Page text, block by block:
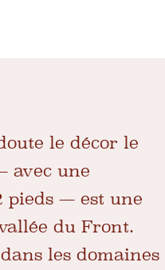
le décor le
avec une
pieds — est une
du Front.
les domaines